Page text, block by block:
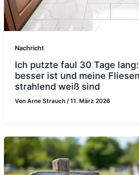
Nachricht
Ich putzte faul 30 Tage
besser ist und meine
strahlend weiß sind
Von Arne Strauch /11. März 2026